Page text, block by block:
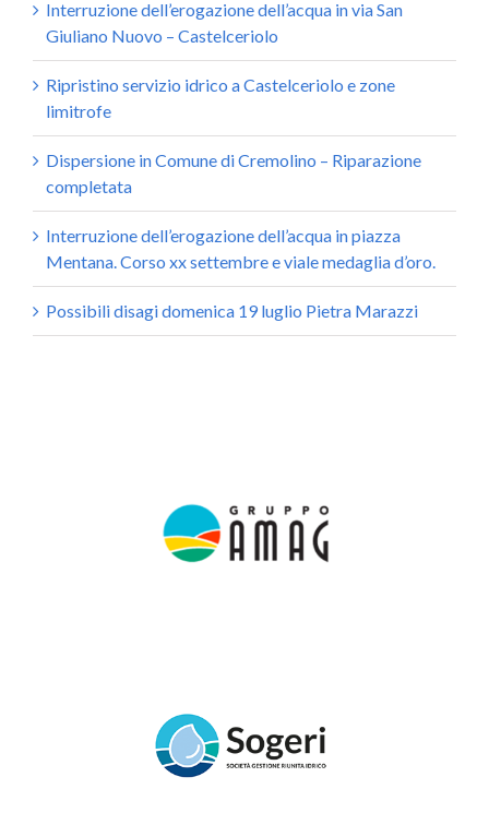
Interruzione dell’erogazione dell’acqua in via San
Giuliano Nuovo – Castelceriolo
Ripristino servizio idrico a Castelceriolo e zone
limitrofe
Dispersione in Comune di Cremolino – Riparazione
completata
Interruzione dell’erogazione dell’acqua in piazza
Mentana. Corso xx settembre e viale medaglia d’oro.
Possibili disagi domenica 19 luglio Pietra Marazzi